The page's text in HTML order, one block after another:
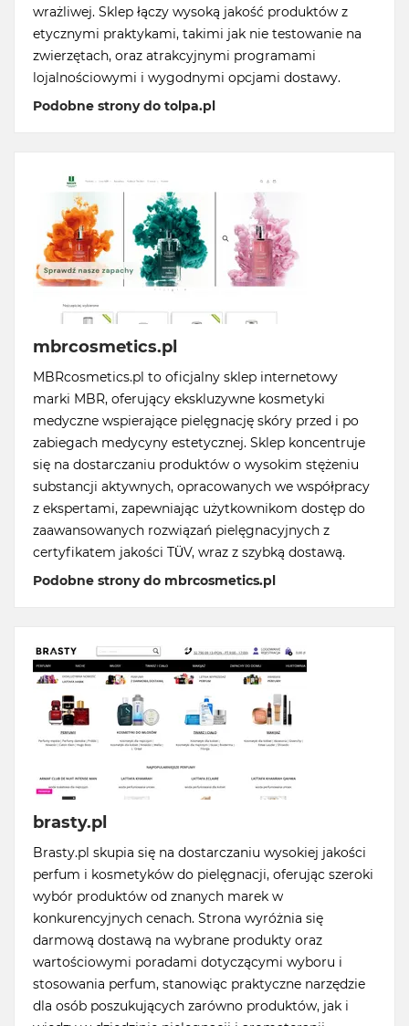
wrażliwej. Sklep łączy wysoką jakość produktów z
etycznymi praktykami, takimi jak nie testowanie na
zwierzętach, oraz atrakcyjnymi programami
lojalnościowymi i wygodnymi opcjami dostawy.
Podobne strony do tolpa.pl
mbrcosmetics.pl
MBRcosmetics.pl to oficjalny sklep internetowy
marki MBR, oferujący ekskluzywne kosmetyki
medyczne wspierające pielęgnację skóry przed i po
zabiegach medycyny estetycznej. Sklep koncentruje
się na dostarczaniu produktów o wysokim stężeniu
substancji aktywnych, opracowanych we współpracy
z ekspertami, zapewniając użytkownikom dostęp do
zaawansowanych rozwiązań pielęgnacyjnych z
certyfikatem jakości TÜV, wraz z szybką dostawą.
Podobne strony do mbrcosmetics.pl
brasty.pl
Brasty.pl skupia się na dostarczaniu wysokiej jakości
perfum i kosmetyków do pielęgnacji, oferując szeroki
wybór produktów od znanych marek w
konkurencyjnych cenach. Strona wyróżnia się
darmową dostawą na wybrane produkty oraz
wartościowymi poradami dotyczącymi wyboru i
stosowania perfum, stanowiąc praktyczne narzędzie
dla osób poszukujących zarówno produktów, jak i